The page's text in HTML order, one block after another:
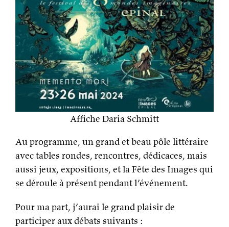
Affiche Daria Schmitt
Au programme, un grand et beau pôle littéraire
avec tables rondes, rencontres, dédicaces, mais
aussi jeux, expositions, et la Fête des Images qui
se déroule à présent pendant l’événement.
Pour ma part, j’aurai le grand plaisir de
participer aux débats suivants :